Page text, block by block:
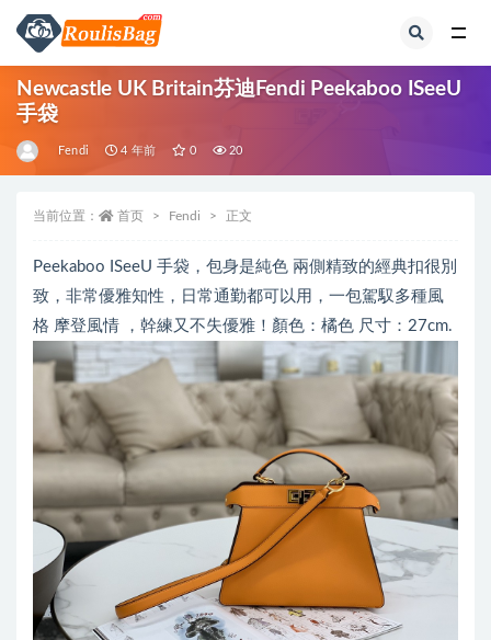
Newcastle UK Britain芬迪Fendi Peekaboo ISeeU
手袋
Fendi 4 年前 0 20
当前位置： 首页 Fendi 正文
Peekaboo ISeeU 手袋，包身是純色 兩側精致的經典扣很別
致，非常優雅知性，日常通勤都可以用，一包駕馭多種風
格 摩登風情 ，幹練又不失優雅！顏色：橘色 尺寸：27cm.